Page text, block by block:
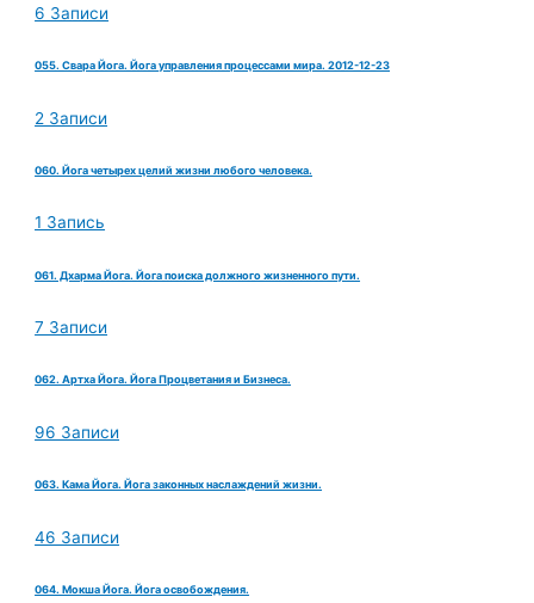
6 Записи
055. Свара Йога. Йога управления процессами мира. 2012-12-23
2 Записи
060. Йога четырех целий жизни любого человека.
1 Запись
061. Дхарма Йога. Йога поиска должного жизненного пути.
7 Записи
062. Артха Йога. Йога Процветания и Бизнеса.
96 Записи
063. Кама Йога. Йога законных наслаждений жизни.
46 Записи
064. Мокша Йога. Йога освобождения.